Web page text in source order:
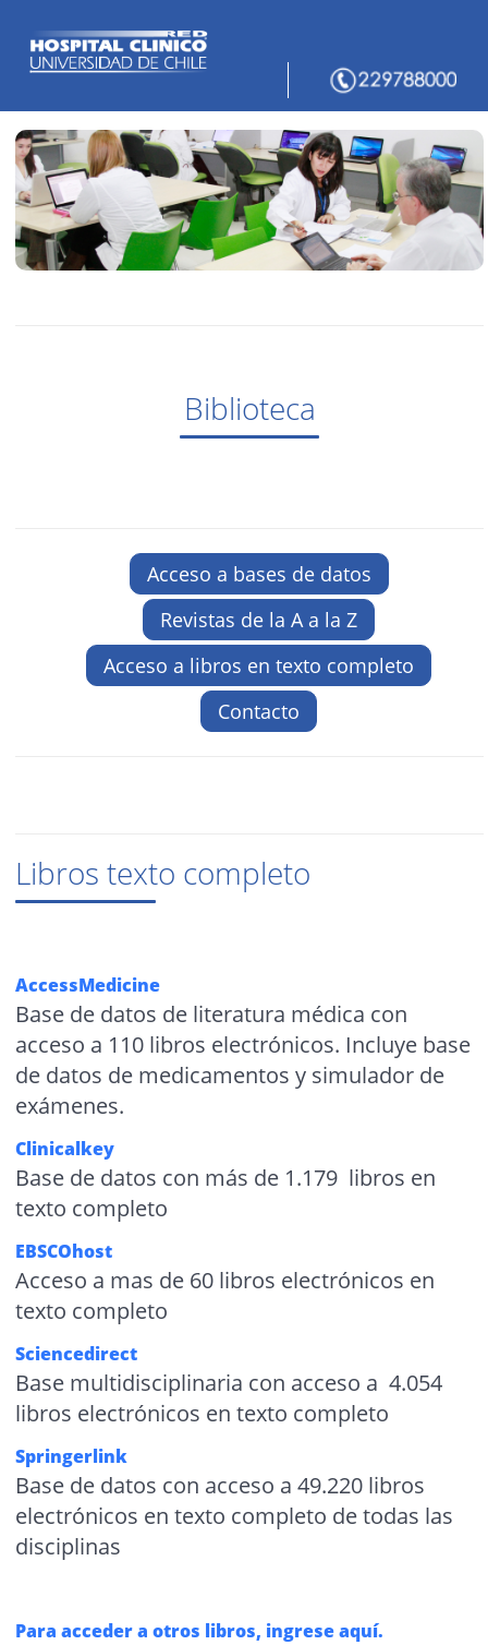
Biblioteca
Acceso a bases de datos
Revistas de la A a la Z
Acceso a libros en texto completo
Contacto
Libros texto completo
AccessMedicine
Base de datos de literatura médica con
acceso a 110 libros electrónicos. Incluye base
de datos de medicamentos y simulador de
exámenes.
Clinicalkey
Base de datos con más de 1.179 libros en
texto completo
EBSCOhost
Acceso a mas de 60 libros electrónicos en
texto completo
Sciencedirect
Base multidisciplinaria con acceso a 4.054
libros electrónicos en texto completo
Springerlink
Base de datos con acceso a 49.220 libros
electrónicos en texto completo de todas las
disciplinas
Para acceder a otros libros, ingrese aquí.